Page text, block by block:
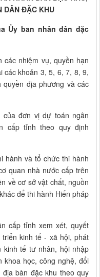
DÂN ĐẶC KHU
Ủy ban nhân dân đặc
các nhiệm vụ, quyền hạn
các khoản 3, 5, 6, 7, 8, 9,
địa phương và các
đơn vị dự toán ngân
cấp tỉnh theo quy định
hành và tổ chức thi hành
quan nhà nước cấp trên
về cơ sở vật chất, nguồn
để thi hành Hiến pháp
cấp tỉnh xem xét, quyết
kinh tế - xã hội, phát
kinh tế tư nhân, hội nhập
khoa học, công nghệ, đổi
bàn đặc khu theo quy